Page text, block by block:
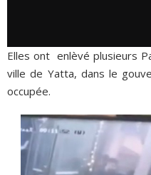
Elles ont enlèvé plusieurs
ville de Yatta, dans le
occupée.